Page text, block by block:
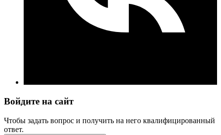
Войдите на сайт
Чтобы задать вопрос и получить на него квалифицированный
ответ.